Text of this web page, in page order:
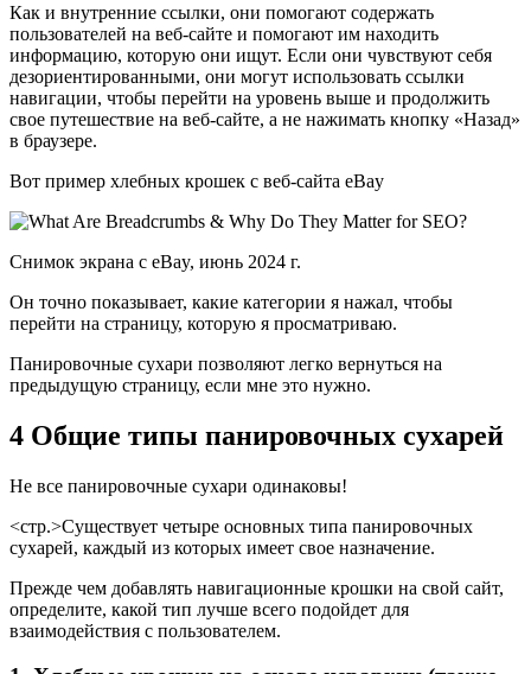
Как и внутренние ссылки, они помогают содержать
пользователей на веб-сайте и помогают им находить
информацию, которую они ищут. Если они чувствуют себя
дезориентированными, они могут использовать ссылки
навигации, чтобы перейти на уровень выше и продолжить
свое путешествие на веб-сайте, а не нажимать кнопку «Назад»
в браузере.
Вот пример хлебных крошек с веб-сайта eBay
Снимок экрана с eBay, июнь 2024 г.
Он точно показывает, какие категории я нажал, чтобы
перейти на страницу, которую я просматриваю.
Панировочные сухари позволяют легко вернуться на
предыдущую страницу, если мне это нужно.
4 Общие типы панировочных сухарей
Не все панировочные сухари одинаковы!
<стр.>Существует четыре основных типа панировочных
сухарей, каждый из которых имеет свое назначение.
Прежде чем добавлять навигационные крошки на свой сайт,
определите, какой тип лучше всего подойдет для
взаимодействия с пользователем.